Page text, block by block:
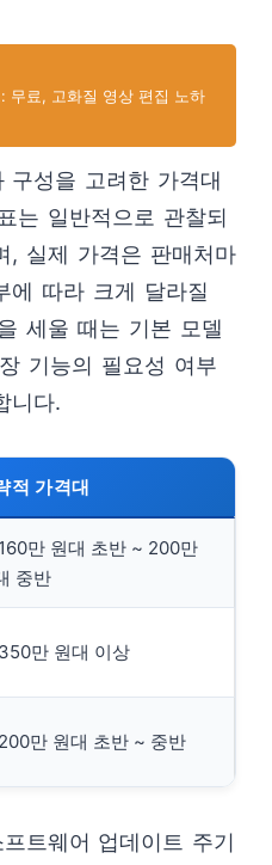
무료, 고화질 영상 편집 노하
구성을 고려한 가격대
는 일반적으로 관찰되
, 실제 가격은 판매처마
에 따라 크게 달라질
세울 때는 기본 모델
기능의 필요성 여부
니다.
적 가격대
만 원대 초반 ~ 200만
중반
만 원대 이상
만 원대 초반 ~ 중반
트웨어 업데이트 주기